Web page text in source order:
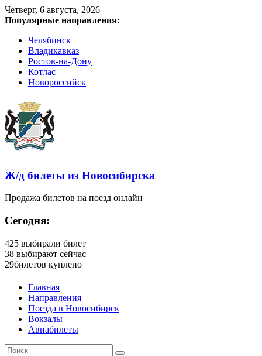
Четверг, 6 августа, 2026
Популярные направления:
Челябинск
Владикавказ
Ростов-на-Дону
Котлас
Новороссийск
Ж/д билеты из Новосибирска
Продажа билетов на поезд онлайн
Сегодня:
425 выбирали билет
38 выбирают сейчас
29билетов куплено
Главная
Направления
Поезда в Новосибирск
Вокзалы
Авиабилеты